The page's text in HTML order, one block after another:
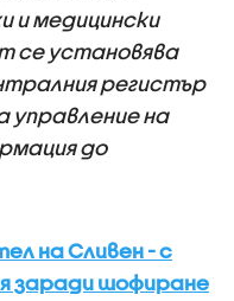
и медицински
се установява
регистър
управление на
до
на Сливен - с
заради шофиране